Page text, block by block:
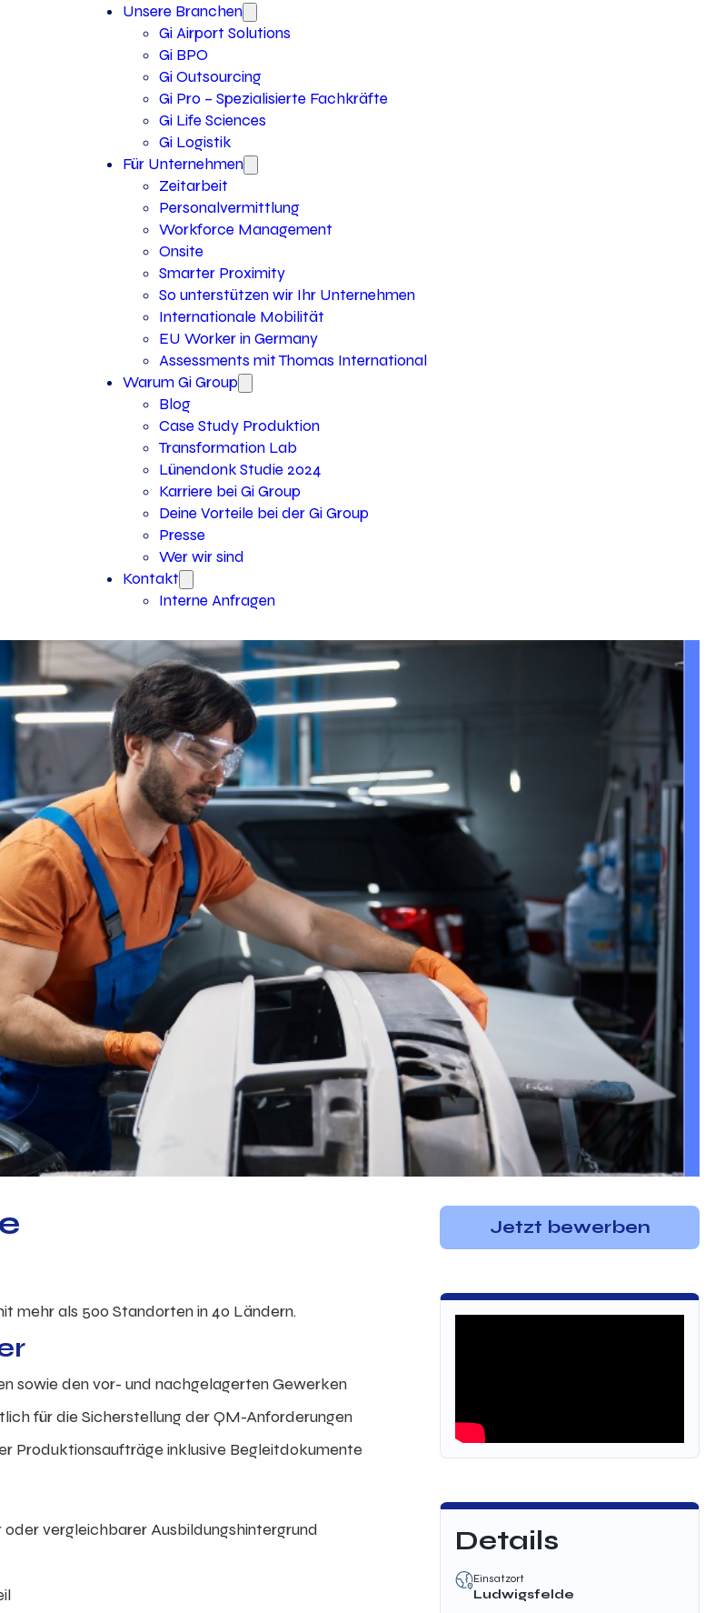
Unsere Branchen
Gi Airport Solutions
Gi BPO
Gi Outsourcing
Gi Pro – Spezialisierte Fachkräfte
Gi Life Sciences
Gi Logistik
Für Unternehmen
Zeitarbeit
Personalvermittlung
Workforce Management
Onsite
Smarter Proximity
So unterstützen wir Ihr Unternehmen
Internationale Mobilität
EU Worker in Germany
Assessments mit Thomas International
Warum Gi Group
Blog
Case Study Produktion
Transformation Lab
Lünendonk Studie 2024
Karriere bei Gi Group
Deine Vorteile bei der Gi Group
Presse
Wer wir sind
Kontakt
Interne Anfragen
mehr als 500 Standorten in 40 Ländern.
sowie den vor- und nachgelagerten Gewerken
für die Sicherstellung der QM-Anforderungen
Produktionsaufträge inklusive Begleitdokumente
vergleichbarer Ausbildungshintergrund
Jetzt bewerben
Details
Einsatzort
Ludwigsfelde